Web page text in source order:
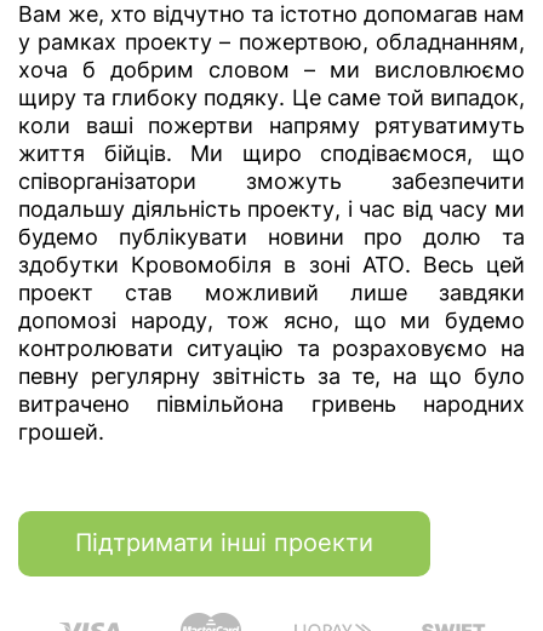
Вам же, хто відчутно та істотно допомагав нам
у рамках проекту – пожертвою, обладнанням,
хоча б добрим словом – ми висловлюємо
щиру та глибоку подяку. Це саме той випадок,
коли ваші пожертви напряму рятуватимуть
життя бійців. Ми щиро сподіваємося, що
співорганізатори зможуть забезпечити
подальшу діяльність проекту, і час від часу ми
будемо публікувати новини про долю та
здобутки Кровомобіля в зоні АТО. Весь цей
проект став можливий лише завдяки
допомозі народу, тож ясно, що ми будемо
контролювати ситуацію та розраховуємо на
певну регулярну звітність за те, на що було
витрачено півмільйона гривень народних
грошей.
Підтримати інші проекти